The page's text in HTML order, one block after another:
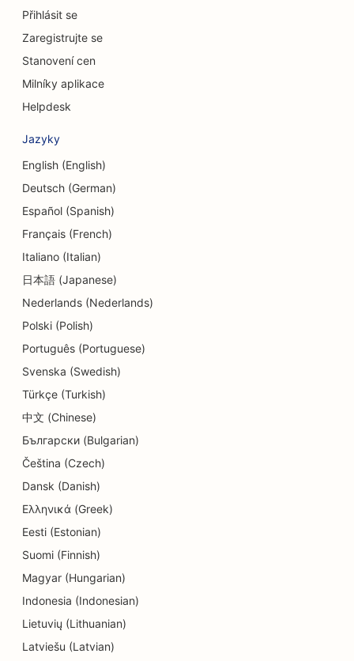
SEO pro družstevní záložny
SEO pro poradenské firmy
SEO pro služby dluhového poradenství
SEO pro směnárenské služby
SEO pro kraniofaciální chirurgy
SEO pro služby dermabraze
SEO pro centra denní péče
SEO pro zubní kliniky
SEO pro obchody s detaily
SEO pro restaurace
SEO pro obchody s dortíky
SEO pro služby v oblasti vzdělávání a péče o děti
SEO pro elektrikáře
SEO pro čistírny
SEO pro obchody s elektronikou
SEO pro strojírenské firmy
SEO pro zábavu a rekreaci
Přihlásit se
Zaregistrujte se
Stanovení cen
Milníky aplikace
Helpdesk
Jazyky
English (English)
Deutsch (German)
Español (Spanish)
Français (French)
Italiano (Italian)
日本語 (Japanese)
Nederlands (Nederlands)
Polski (Polish)
Português (Portuguese)
Svenska (Swedish)
Türkçe (Turkish)
中文 (Chinese)
Български (Bulgarian)
Čeština (Czech)
Dansk (Danish)
Ελληνικά (Greek)
Eesti (Estonian)
Suomi (Finnish)
Magyar (Hungarian)
Indonesia (Indonesian)
Lietuvių (Lithuanian)
Latviešu (Latvian)